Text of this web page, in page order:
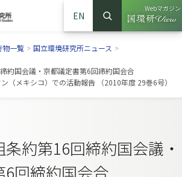
EN
サイト内検索
検索
Webマガジン
（別ウイ
物一覧 > 国立環境研究所ニュース >
約国会議・京都議定書第6回締約国会合
（メキシコ）での活動報告 （2010年度 29巻6号）
約第16回締約国会議・
6回締約国会合